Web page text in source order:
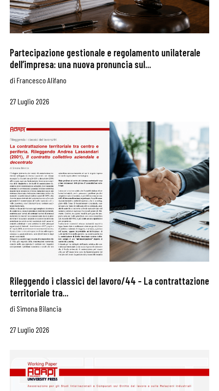
Partecipazione gestionale e regolamento unilaterale
dell’impresa: una nuova pronuncia sul...
di Francesco Alifano
27 Luglio 2026
Rileggendo i classici del lavoro/44 – La contrattazione
territoriale tra...
di Simona Bilancia
27 Luglio 2026